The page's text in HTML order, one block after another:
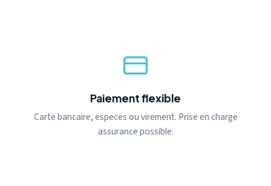
Paiement flexible
Carte bancaire, especes ou virement. Prise en charge
assurance possible.